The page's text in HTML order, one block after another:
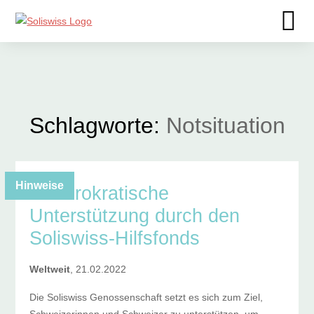
Schlagworte: Notsituation
Hinweise
Unbürokratische
Unterstützung durch den
Soliswiss-Hilfsfonds
Weltweit , 21.02.2022
Die Soliswiss Genossenschaft setzt es sich zum Ziel,